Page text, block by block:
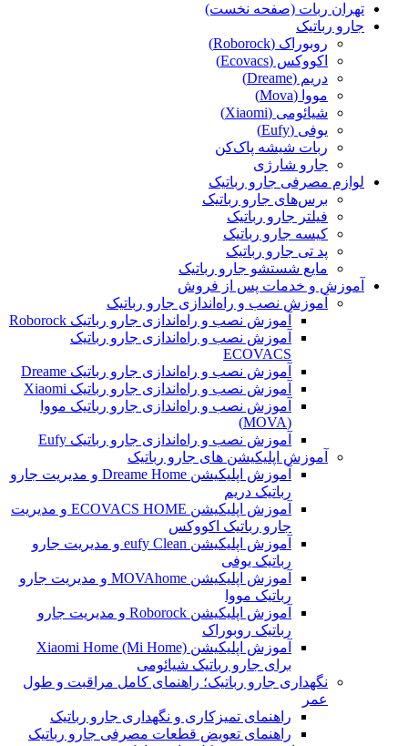
تهران ربات (صفحه نخست)
جارو رباتیک
روبوراک (Roborock)
اکووکس (Ecovacs)
دریم (Dreame)
مووا (Mova)
شیائومی (Xiaomi)
یوفی (Eufy)
ربات شیشه پاک‌کن
جارو شارژی
لوازم مصرفی جارو رباتیک
برس‌های جارو رباتیک
فیلتر جارو رباتیک
کیسه جارو رباتیک
پد تی جارو رباتیک
مایع شستشو جارو رباتیک
آموزش و خدمات پس از فروش
آموزش نصب و راه‌اندازی جارو رباتیک
آموزش نصب و راه‌اندازی جارو رباتیک Roborock
آموزش نصب و راه‌اندازی جارو رباتیک
ECOVACS
آموزش نصب و راه‌اندازی جارو رباتیک Dreame
آموزش نصب و راه‌اندازی جارو رباتیک Xiaomi
آموزش نصب و راه‌اندازی جارو رباتیک مووا
(MOVA)
آموزش نصب و راه‌اندازی جارو رباتیک Eufy
آموزش اپلیکیشن های جارو رباتیک
آموزش اپلیکیشن Dreame Home و مدیریت جارو
رباتیک دریم
آموزش اپلیکیشن ECOVACS HOME و مدیریت
جارو رباتیک اکووکس
آموزش اپلیکیشن eufy Clean و مدیریت جارو
رباتیک یوفی
آموزش اپلیکیشن MOVAhome و مدیریت جارو
رباتیک مووا
آموزش اپلیکیشن Roborock و مدیریت جارو
رباتیک روبوراک
آموزش اپلیکیشن Xiaomi Home (Mi Home)
برای جارو رباتیک شیائومی
نگهداری جارو رباتیک؛ راهنمای کامل مراقبت و طول
عمر
راهنمای تمیزکاری و نگهداری جارو رباتیک
راهنمای تعویض قطعات مصرفی جارو رباتیک